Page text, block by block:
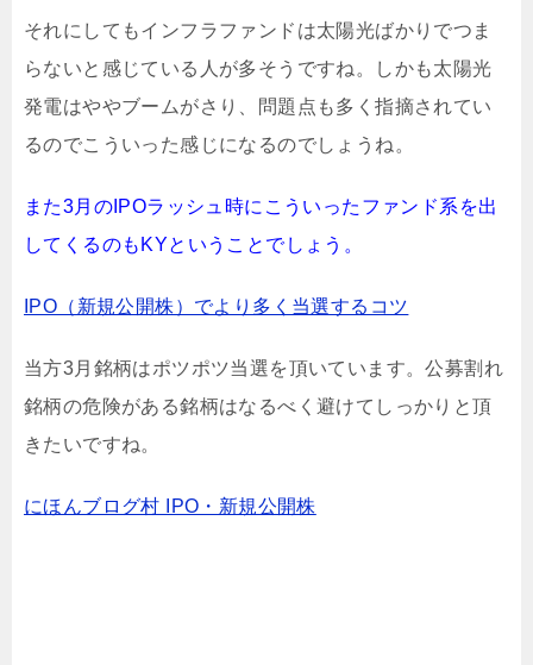
それにしてもインフラファンドは太陽光ばかりでつま
らないと感じている人が多そうですね。しかも太陽光
発電はややブームがさり、問題点も多く指摘されてい
るのでこういった感じになるのでしょうね。
また3月のIPOラッシュ時にこういったファンド系を出
してくるのもKYということでしょう。
IPO（新規公開株）でより多く当選するコツ
当方3月銘柄はポツポツ当選を頂いています。公募割れ
銘柄の危険がある銘柄はなるべく避けてしっかりと頂
きたいですね。
にほんブログ村 IPO・新規公開株